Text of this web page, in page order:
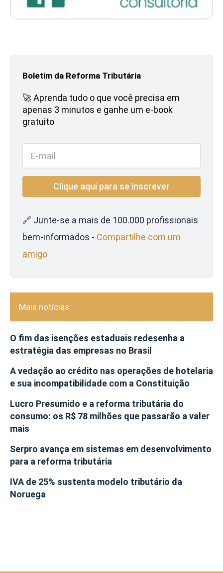
Boletim da Reforma Tributária
🚀 Aprenda tudo o que você precisa em
apenas 3 minutos e ganhe um e-book
gratuito
🔗 Junte-se a mais de 100.000 profissionais
bem-informados - Compartilhe com um
amigo
Mais notícias
O fim das isenções estaduais redesenha a
estratégia das empresas no Brasil
A vedação ao crédito nas operações de hotelaria
e sua incompatibilidade com a Constituição
Lucro Presumido e a reforma tributária do
consumo: os R$ 78 milhões que passarão a valer
mais
Serpro avança em sistemas em desenvolvimento
para a reforma tributária
IVA de 25% sustenta modelo tributário da
Noruega